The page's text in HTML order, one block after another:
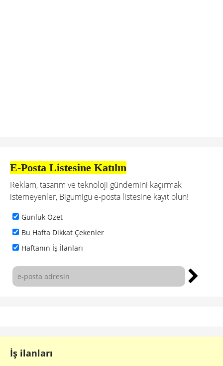
E-Posta Listesine Katılın
Reklam, tasarım ve teknoloji gündemini kaçırmak
istemeyenler, Bigumigu e-posta listesine kayıt olun!
Günlük Özet
Bu Hafta Dikkat Çekenler
Haftanın İş İlanları
İş ilanları